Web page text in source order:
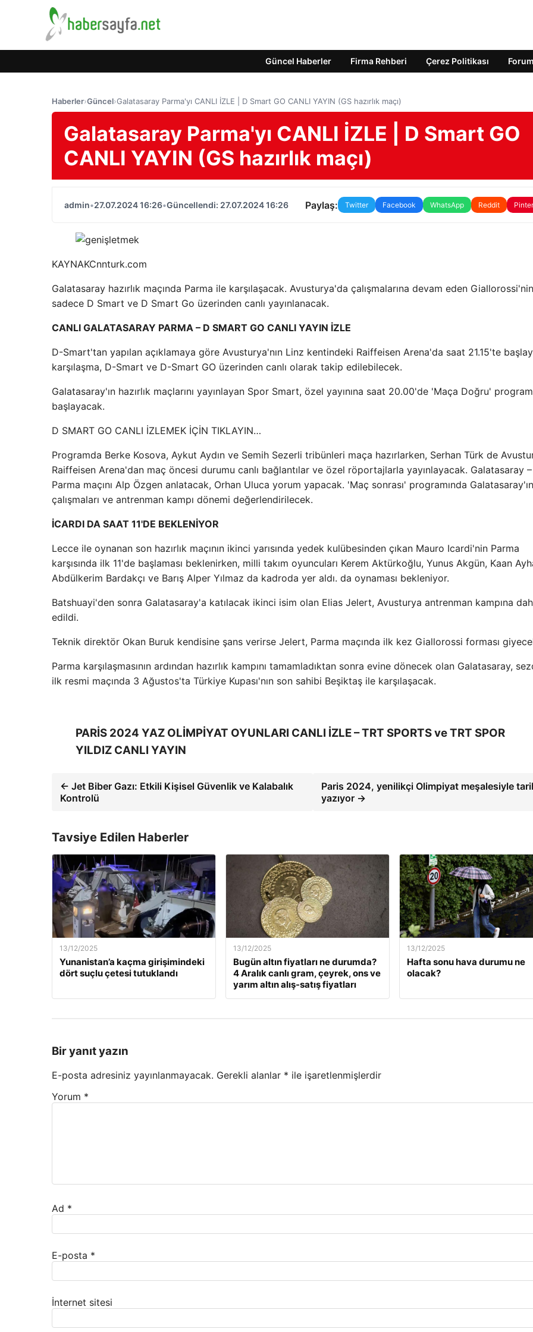
Güncel Haberler Firma Rehberi Çerez Politikası Forum
Haberler›Güncel›Galatasaray Parma'yı CANLI İZLE | D Smart GO CANLI YAYIN (GS hazırlık maçı)
Galatasaray Parma'yı CANLI İZLE | D Smart GO
CANLI YAYIN (GS hazırlık maçı)
admin•27.07.2024 16:26•Güncellendi: 27.07.2024 16:26 Paylaş: Twitter Facebook WhatsApp Reddit
KAYNAKCnnturk.com
Galatasaray hazırlık maçında Parma ile karşılaşacak. Avusturya'da çalışmalarına devam eden
sadece D Smart ve D Smart Go üzerinden canlı yayınlanacak.
CANLI GALATASARAY PARMA – D SMART GO CANLI YAYIN İZLE
D-Smart'tan yapılan açıklamaya göre Avusturya'nın Linz kentindeki Raiffeisen Arena'da saat 21.15'te
karşılaşma, D-Smart ve D-Smart GO üzerinden canlı olarak takip edilebilecek.
Galatasaray'ın hazırlık maçlarını yayınlayan Spor Smart, özel yayınına saat 20.00'de 'Maça Doğru'
başlayacak.
D SMART GO CANLI İZLEMEK İÇİN TIKLAYIN…
Programda Berke Kosova, Aykut Aydın ve Semih Sezerli tribünleri maça hazırlarken, Serhan Türk de
Raiffeisen Arena'dan maç öncesi durumu canlı bağlantılar ve özel röportajlarla yayınlayacak. Galatasaray –
Parma maçını Alp Özgen anlatacak, Orhan Uluca yorum yapacak. 'Maç sonrası' programında Galatasaray'ın
çalışmaları ve antrenman kampı dönemi değerlendirilecek.
İCARDI DA SAAT 11'DE BEKLENİYOR
Lecce ile oynanan son hazırlık maçının ikinci yarısında yedek kulübesinden çıkan Mauro Icardi'nin Parma
karşısında ilk 11'de başlaması beklenirken, milli takım oyuncuları Kerem Aktürkoğlu, Yunus Akgün, Kaan
Abdülkerim Bardakçı ve Barış Alper Yılmaz da kadroda yer aldı. da oynaması bekleniyor.
Batshuayi'den sonra Galatasaray'a katılacak ikinci isim olan Elias Jelert, Avusturya antrenman kampına
edildi.
Teknik direktör Okan Buruk kendisine şans verirse Jelert, Parma maçında ilk kez Giallorossi forması
Parma karşılaşmasının ardından hazırlık kampını tamamladıktan sonra evine dönecek olan Galatasaray,
ilk resmi maçında 3 Ağustos'ta Türkiye Kupası'nın son sahibi Beşiktaş ile karşılaşacak.
PARİS 2024 YAZ OLİMPİYAT OYUNLARI CANLI İZLE – TRT SPORTS ve TRT SPOR
YILDIZ CANLI YAYIN
← Jet Biber Gazı: Etkili Kişisel Güvenlik ve Kalabalık
Kontrolü
Paris 2024, yenilikçi Olimpiyat meşalesiyle
yazıyor →
Tavsiye Edilen Haberler
13/12/2025
Yunanistan’a kaçma girişimindeki
dört suçlu çetesi tutuklandı
13/12/2025
Bugün altın fiyatları ne durumda?
4 Aralık canlı gram, çeyrek, ons ve
yarım altın alış-satış fiyatları
13/12/2025
Hafta sonu hava durumu ne
olacak?
Bir yanıt yazın
E-posta adresiniz yayınlanmayacak. Gerekli alanlar * ile işaretlenmişlerdir
Yorum *
Ad *
E-posta *
İnternet sitesi